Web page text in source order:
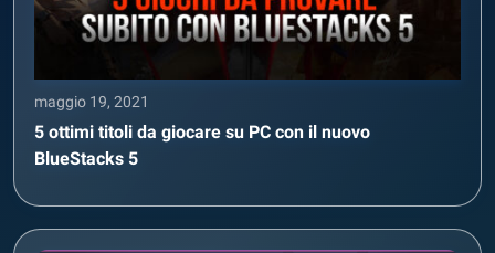
maggio 19, 2021
5 ottimi titoli da giocare su PC con il nuovo
BlueStacks 5